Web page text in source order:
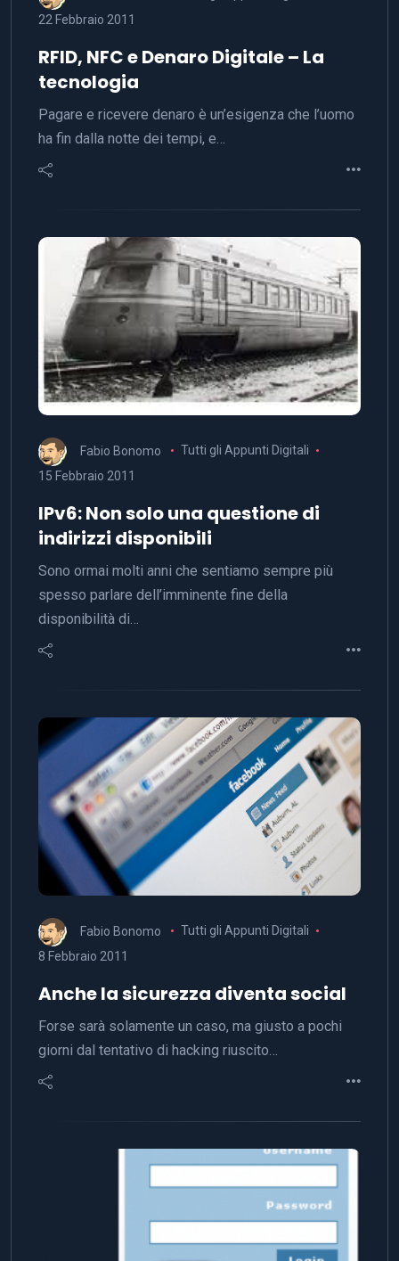
22 Febbraio 2011
RFID, NFC e Denaro Digitale – La
tecnologia
Pagare e ricevere denaro è un’esigenza che l’uomo
ha fin dalla notte dei tempi, e…
Fabio Bonomo
Tutti gli Appunti Digitali
15 Febbraio 2011
IPv6: Non solo una questione di
indirizzi disponibili
Sono ormai molti anni che sentiamo sempre più
spesso parlare dell’imminente fine della
disponibilità di…
Fabio Bonomo
Tutti gli Appunti Digitali
8 Febbraio 2011
Anche la sicurezza diventa social
Forse sarà solamente un caso, ma giusto a pochi
giorni dal tentativo di hacking riuscito…